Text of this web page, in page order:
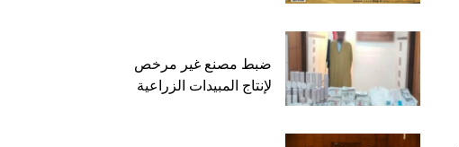
ضبط مصنع غير مرخص
لإنتاج المبيدات الزراعية